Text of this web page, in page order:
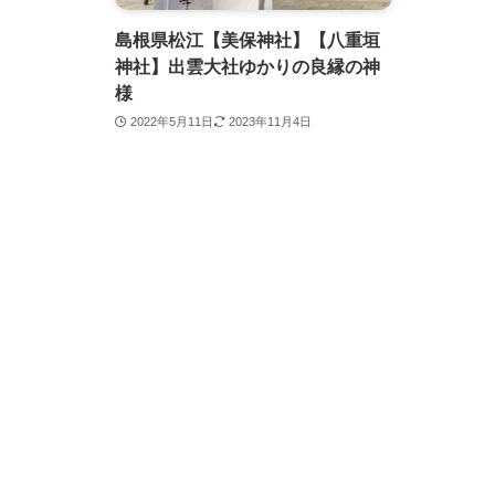
島根県松江【美保神社】【八重垣
神社】出雲大社ゆかりの良縁の神
様
2022年5月11日 2023年11月4日